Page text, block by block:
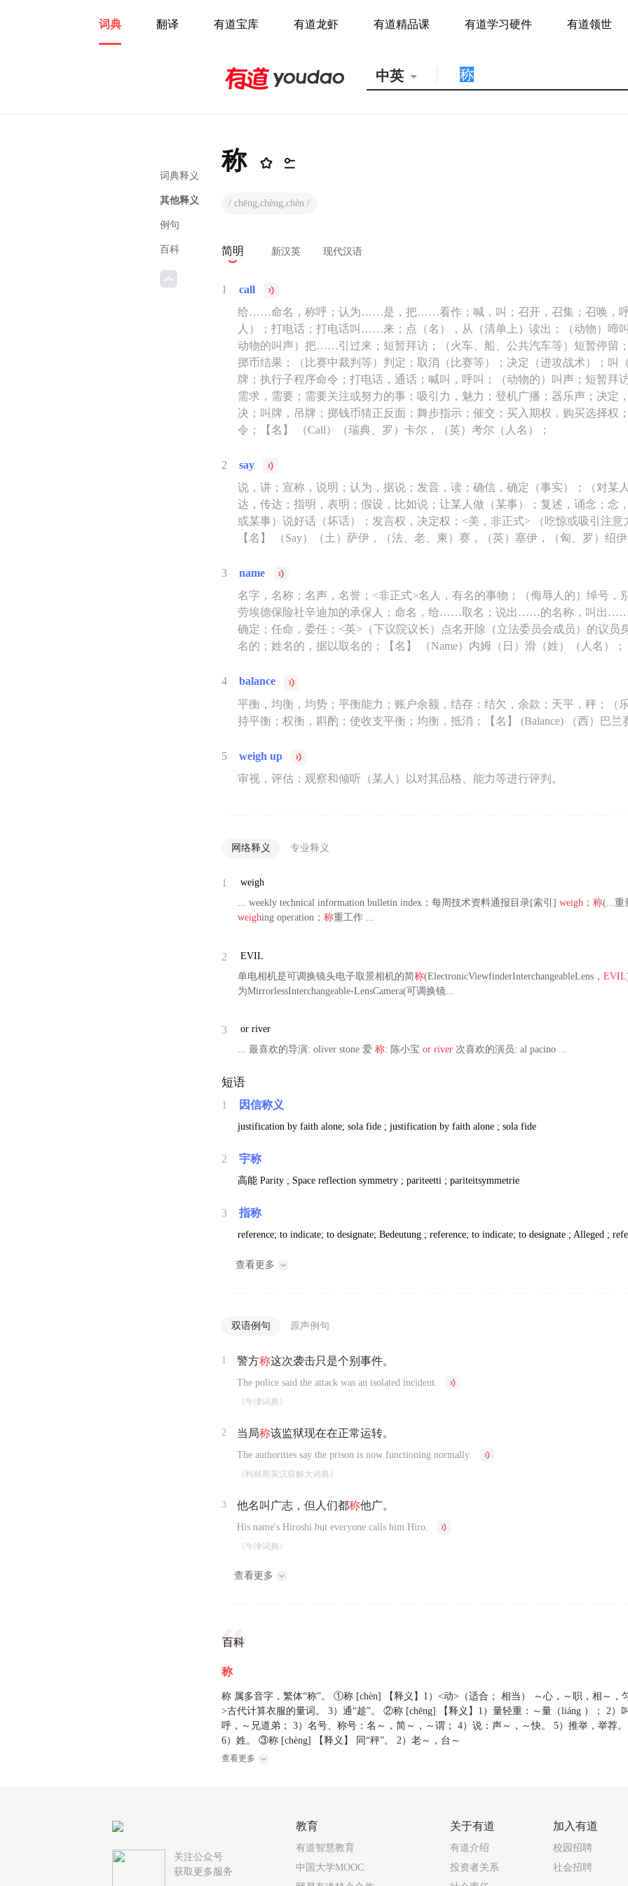
词典 翻译 有道宝库 有道龙虾 有道精品课 有道学习硬件 有道领世
中英
词典释义
其他释义
例句
百科
称
/ chēng,chèng,chèn /
简明 新汉英 现代汉语
1
call
给……命名，称呼；认为……是，把……看作；喊，叫；召开，召集；召唤，
人）；打电话；打电话叫……来；点（名），从（清单上）读出；（动物）啼
动物的叫声）把……引过来；短暂拜访；（火车、船、公共汽车等）短暂停留
掷币结果；（比赛中裁判等）判定；取消（比赛等）；决定（进攻战术）；叫
牌；执行子程序命令；打电话，通话；喊叫，呼叫；（动物的）叫声；短暂拜
需求，需要；需要关注或努力的事；吸引力，魅力；登机广播；器乐声；决定
决；叫牌，吊牌；掷钱币猜正反面；舞步指示；催交；买入期权，购买选择权
令；【名】 （Call）（瑞典、罗）卡尔，（英）考尔（人名）；
2
say
说，讲；宣称，说明；认为，据说；发音，读；确信，确定（事实）；（对某
达，传达；指明，表明；假设，比如说；让某人做（某事）；复述，诵念；念
或某事）说好话（坏话）；发言权，决定权；<美，非正式> （吃惊或吸引注意
【名】 （Say）（土）萨伊，（法、老、柬）赛，（英）塞伊，（匈、罗）绍伊
3
name
名字，名称；名声，名誉；<非正式>名人，有名的事物；（侮辱人的）绰号，
劳埃德保险社辛迪加的承保人；命名，给……取名；说出……的名称，叫出……
确定；任命，委任；<英>（下议院议长）点名开除（立法委员会成员）的议员
名的；姓名的，据以取名的；【名】 （Name）内姆（日）滑（姓）（人名）；
4
balance
平衡，均衡，均势；平衡能力；账户余额，结存；结欠，余款；天平，秤；（
持平衡；权衡，斟酌；使收支平衡；均衡，抵消；【名】 (Balance) （西）巴兰
5
weigh up
审视，评估：观察和倾听（某人）以对其品格、能力等进行评判。
网络释义 专业释义
1
weigh
... weekly technical information bulletin index；每周技术资料通报目录[索引]weigh ；称(...重
weighing operation；称重工作 ...
2
EVIL
单电相机是可调换镜头电子取景相机的简称(ElectronicViewfinderInterchangeableLens，EVIL
为MirrorlessInterchangeable-LensCamera(可调换镜...
3
or river
... 最喜欢的导演: oliver stone 爱称: 陈小宝or river 次喜欢的演员: al pacino ...
短语
1 因信称义
justification by faith alone; sola fide ; justification by faith alone ; sola fide
2 宇称
高能Parity ; Space reflection symmetry ; pariteetti ; pariteitsymmetrie
3 指称
reference; to indicate; to designate; Bedeutung ; reference; to indicate; to designate ; Alleged ;
查看更多
双语例句 原声例句
1 警方称这次袭击只是个别事件。
The police said the attack was an isolated incident.
《牛津词典》
2 当局称该监狱现在在正常运转。
The authorities say the prison is now functioning normally.
《柯林斯英汉双解大词典》
3 他名叫广志，但人们都称他广。
His name's Hiroshi but everyone calls him Hiro.
《牛津词典》
查看更多
百科
称
称 属多音字，繁体“称”。 ①称 [chèn] 【释义】1）<动>（适合； 相当） ～心，～职，相～，
>古代计算衣服的量词。 3）通“趁”。 ②称 [chēng] 【释义】1）量轻重：～量（liáng ）； 2）
呼，～兄道弟； 3）名号、称号：名～，简～，～谓； 4）说：声～，～快。 5）推举，举荐。
6）姓。 ③称 [chèng] 【释义】 同“秤”。 2）老～，台～
查看更多
关注公众号
获取更多服务
教育
有道智慧教育
中国大学MOOC
关于有道
有道介绍
投资者关系
加入有道
校园招聘
社会招聘